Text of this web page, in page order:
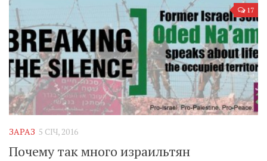
17
ЗАРАЗ 5 СІЧ, 2016
Почему так много израильтян